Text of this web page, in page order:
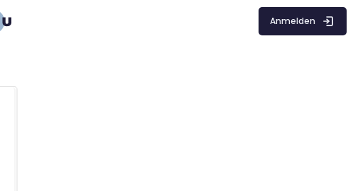
Anmelden